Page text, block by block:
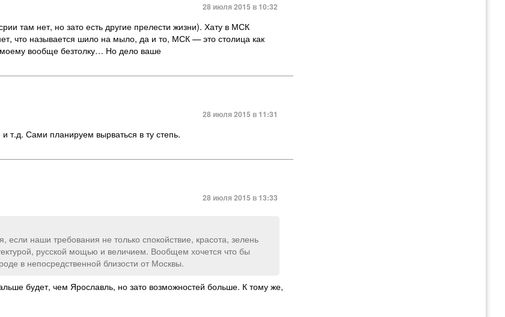
28 июля 2015 в 10:32
там нет, но зато есть другие прелести жизни). Хату в МСК
что называется шило на мыло, да и то, МСК — это столица как
вообще безтолку… Но дело ваше
28 июля 2015 в 11:31
т.д. Сами планируем вырваться в ту степь.
28 июля 2015 в 13:33
наши требования не только спокойствие, красота, зелень
русской мощью и величием. Вообщем хочется что бы
в непосредственной близости от Москвы.
будет, чем Ярославль, но зато возможностей больше. К тому же,